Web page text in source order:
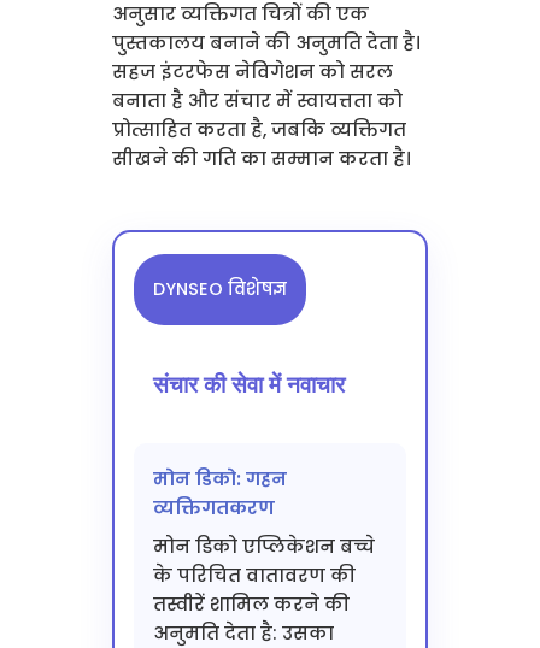
अनुसार व्यक्तिगत चित्रों की एक
पुस्तकालय बनाने की अनुमति देता है।
सहज इंटरफेस नेविगेशन को सरल
बनाता है और संचार में स्वायत्तता को
प्रोत्साहित करता है, जबकि व्यक्तिगत
सीखने की गति का सम्मान करता है।
DYNSEO विशेषज्ञ
संचार की सेवा में नवाचार
मोन डिको: गहन
व्यक्तिगतकरण
मोन डिको एप्लिकेशन बच्चे
के परिचित वातावरण की
तस्वीरें शामिल करने की
अनुमति देता है: उसका